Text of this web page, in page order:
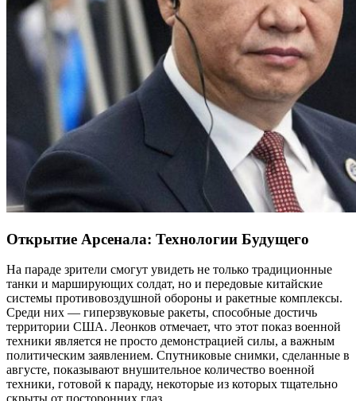
Открытие Арсенала: Технологии Будущего
На параде зрители смогут увидеть не только традиционные
танки и марширующих солдат, но и передовые китайские
системы противовоздушной обороны и ракетные комплексы.
Среди них — гиперзвуковые ракеты, способные достичь
территории США. Леонков отмечает, что этот показ военной
техники является не просто демонстрацией силы, а важным
политическим заявлением. Спутниковые снимки, сделанные в
августе, показывают внушительное количество военной
техники, готовой к параду, некоторые из которых тщательно